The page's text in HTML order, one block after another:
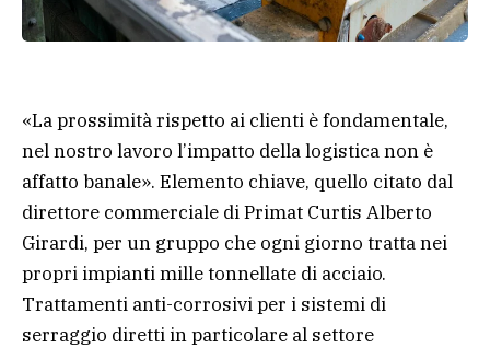
«La prossimità rispetto ai clienti è fondamentale,
nel nostro lavoro l’impatto della logistica non è
affatto banale». Elemento chiave, quello citato dal
direttore commerciale di Primat Curtis Alberto
Girardi, per un gruppo che ogni giorno tratta nei
propri impianti mille tonnellate di acciaio.
Trattamenti anti-corrosivi per i sistemi di
serraggio diretti in particolare al settore